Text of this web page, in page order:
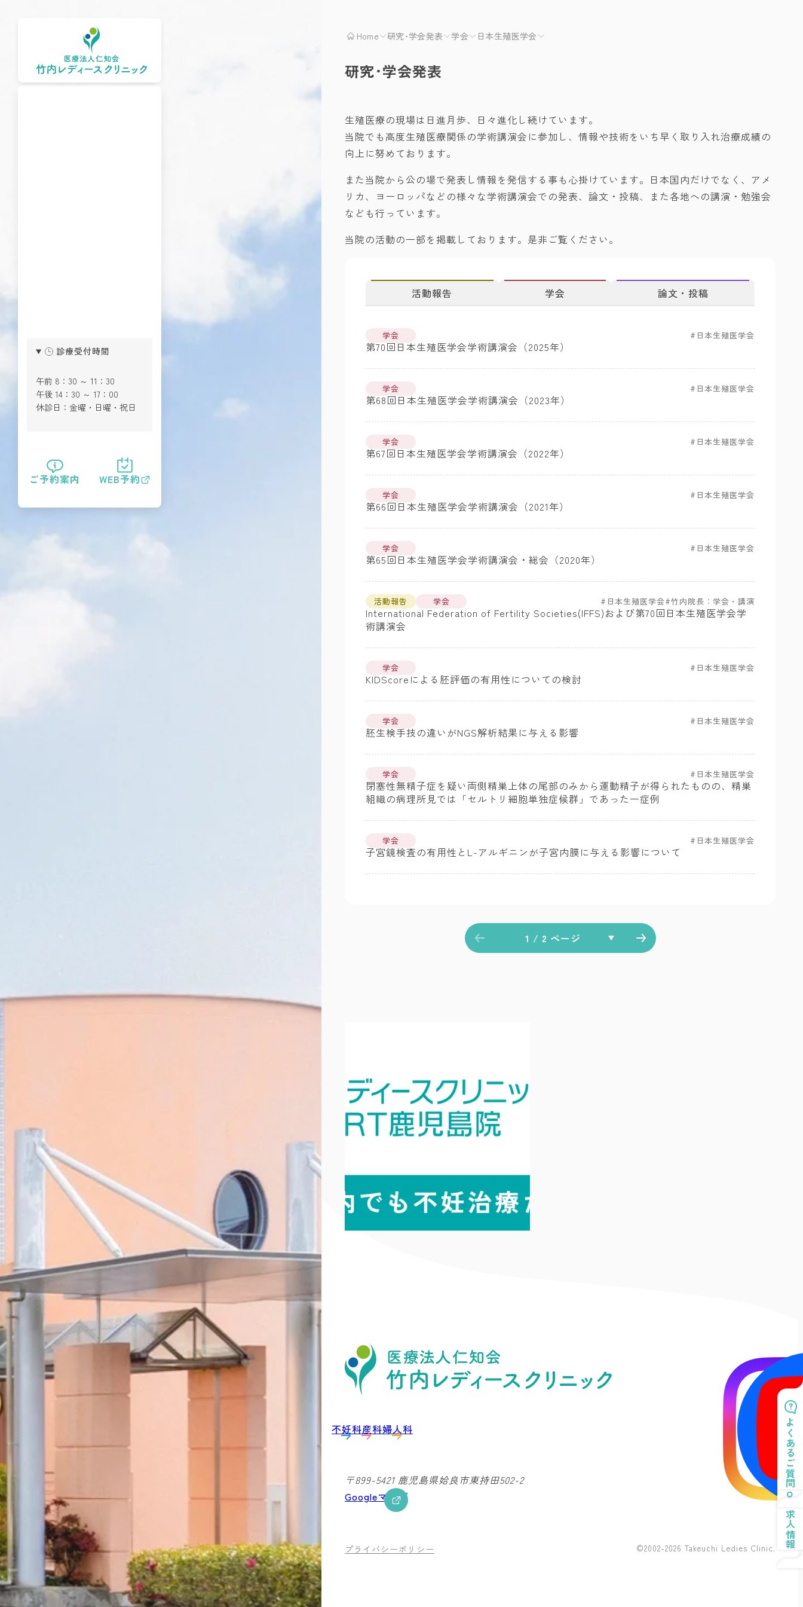
診療受付時間
午前 8：30 ～ 11：30
午後 14：30 ～ 17：00
休診日：金曜・日曜・祝日
ご予約案内 WEB予約
Home 研究･学会発表 学会 日本生殖医学会
研究･学会発表
生殖医療の現場は日進月歩、日々進化し続けています。
当院でも高度生殖医療関係の学術講演会に参加し、情報や技術をいち早く取り入れ治療成績の
向上に努めております。
また当院から公の場で発表し情報を発信する事も心掛けています。日本国内だけでなく、アメ
リカ、ヨーロッパなどの様々な学術講演会での発表、論文・投稿、また各地への講演・勉強会
なども行っています。
当院の活動の一部を掲載しております。是非ご覧ください。
活動報告 学会 論文・投稿
学会 日本生殖医学会
第70回日本生殖医学会学術講演会（2025年）
学会 日本生殖医学会
第68回日本生殖医学会学術講演会（2023年）
学会 日本生殖医学会
第67回日本生殖医学会学術講演会（2022年）
学会 日本生殖医学会
第66回日本生殖医学会学術講演会（2021年）
学会 日本生殖医学会
第65回日本生殖医学会学術講演会・総会（2020年）
活動報告 学会 日本生殖医学会 竹内院長：学会・講演
International Federation of Fertility Societies(IFFS)および第70回日本生殖医学会学
術講演会
学会 日本生殖医学会
KIDScoreによる胚評価の有用性についての検討
学会 日本生殖医学会
胚生検手技の違いがNGS解析結果に与える影響
学会 日本生殖医学会
閉塞性無精子症を疑い両側精巣上体の尾部のみから運動精子が得られたものの、精巣
組織の病理所見では「セルトリ細胞単独症候群」であった一症例
学会 日本生殖医学会
子宮鏡検査の有用性とL-アルギニンが子宮内膜に与える影響について
1 / 2 ページ
不妊科産科婦人科
〒899-5421 鹿児島県姶良市東持田502-2
Googleマップ
プライバシーポリシー ©2002-2026 Takeuchi Ledies Clinic.
よくあるご質問
求人情報